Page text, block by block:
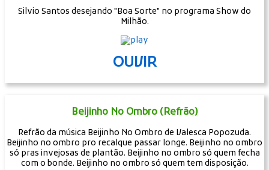
Silvio Santos desejando "Boa Sorte" no programa Show do
Milhão.
OUVIR
Beijinho No Ombro (Refrão)
Refrão da música Beijinho No Ombro de Valesca Popozuda.
Beijinho no ombro pro recalque passar longe. Beijinho no ombro
só pras invejosas de plantão. Beijinho no ombro só quem fecha
com o bonde. Beijinho no ombro só quem tem disposição.